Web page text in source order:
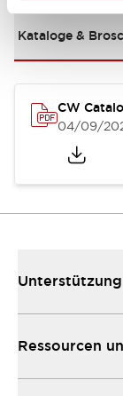
Kataloge &
CW
04/09/
Unterstützung
Ressourcen